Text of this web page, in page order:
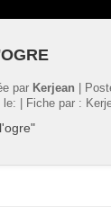
par Kerjean |
le: | Fiche par :